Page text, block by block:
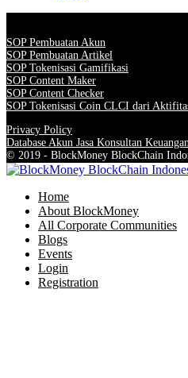
SOP Pembuatan Akun
SOP Pembuatan Artikel
SOP Tokenisasi Gamifikasi
SOP Content Maker
SOP Content Checker
SOP Tokenisasi Coin CLCI dari
Privacy Policy
Database Akun Jasa Konsultan
© 2019 - BlockMoney BlockChain
Home
About BlockMoney
All Corporate Communities
Blogs
Events
Login
Registration